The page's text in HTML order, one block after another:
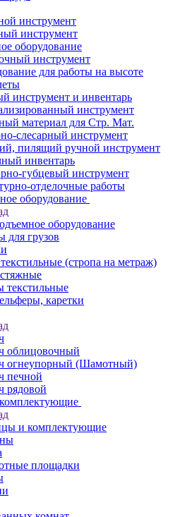
инструмент
инструмент
оборудование
инструмент
для работы на высоте
инструмент и инвентарь
инструмент
материал для Стр. Мат.
слесарный инструмент
пилящий ручной инструмент
инвентарь
губцевый инструмент
отделочные работы
оборудование
оборудование
для грузов
(стропа на метраж)
текстильные
каретки
облицовочный
огнеупорный (Шамотный)
печной
рядовой
и комплектующие
площадки